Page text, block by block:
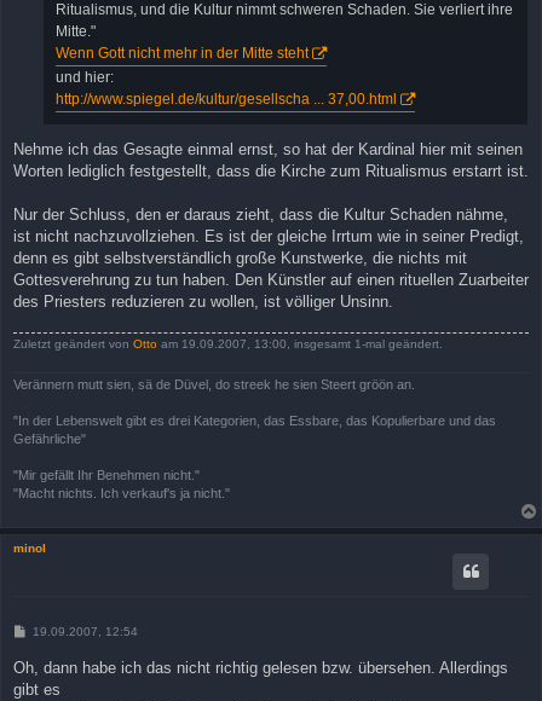
Ritualismus, und die Kultur nimmt schweren Schaden. Sie verliert ihre
Mitte."
Wenn Gott nicht mehr in der Mitte steht
und hier:
http://www.spiegel.de/kultur/gesellscha ... 37,00.html
Nehme ich das Gesagte einmal ernst, so hat der Kardinal hier mit seinen
Worten lediglich festgestellt, dass die Kirche zum Ritualismus erstarrt ist.
Nur der Schluss, den er daraus zieht, dass die Kultur Schaden nähme,
ist nicht nachzuvollziehen. Es ist der gleiche Irrtum wie in seiner Predigt,
denn es gibt selbstverständlich große Kunstwerke, die nichts mit
Gottesverehrung zu tun haben. Den Künstler auf einen rituellen Zuarbeiter
des Priesters reduzieren zu wollen, ist völliger Unsinn.
Zuletzt geändert von Otto am 19.09.2007, 13:00, insgesamt 1-mal geändert.
Verännern mutt sien, sä de Düvel, do streek he sien Steert gröön an.
"In der Lebenswelt gibt es drei Kategorien, das Essbare, das Kopulierbare und das
Gefährliche"
"Mir gefällt Ihr Benehmen nicht."
"Macht nichts. Ich verkauf's ja nicht."
minol
B
i
t
r
19.09.2007, 12:54
Oh, dann habe ich das nicht richtig gelesen bzw. übersehen. Allerdings
gibt es